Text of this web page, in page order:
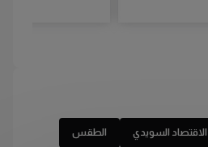
الاقتصاد السويدي الطقس